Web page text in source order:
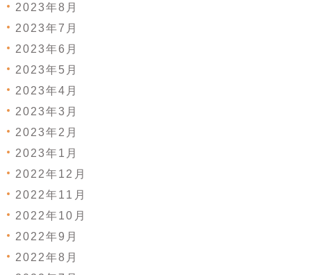
2023年8月
2023年7月
2023年6月
2023年5月
2023年4月
2023年3月
2023年2月
2023年1月
2022年12月
2022年11月
2022年10月
2022年9月
2022年8月